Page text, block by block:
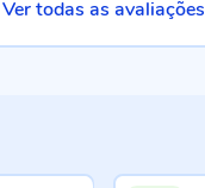
Ver todas as avaliações